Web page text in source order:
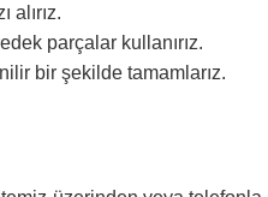
alırız.
parçalar kullanırız.
bir şekilde tamamlarız.